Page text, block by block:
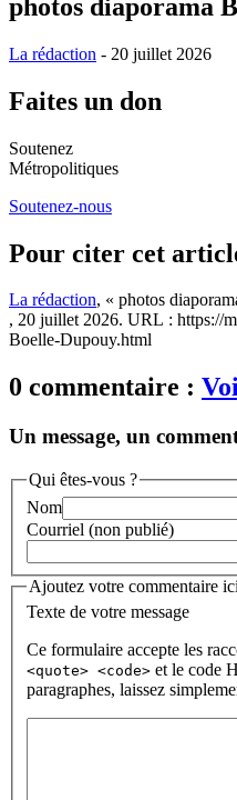
photos diaporama
La rédaction - 20 juillet 2026
Faites un don
Soutenez
Métropolitiques
Soutenez-nous
Pour citer cet
La rédaction, « photos
, 20 juillet 2026. URL : https://
Boelle-Dupouy.html
0 commentaire :
Un message, un
Qui êtes-vous ?
Nom
Courriel (non publié)
Ajoutez votre commentaire ici
Texte de votre message
Ce formulaire accepte les
<quote> <code> et le code
paragraphes, laissez